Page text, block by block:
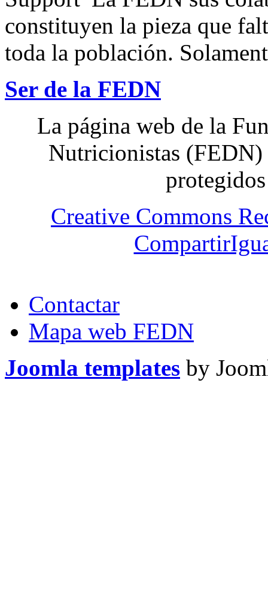
constituyen la pieza que
toda la población.
Ser de la FEDN
La página web de la
Nutricionistas (FEDN)
Creative Commons
Contactar
Mapa web FEDN
Joomla templates by